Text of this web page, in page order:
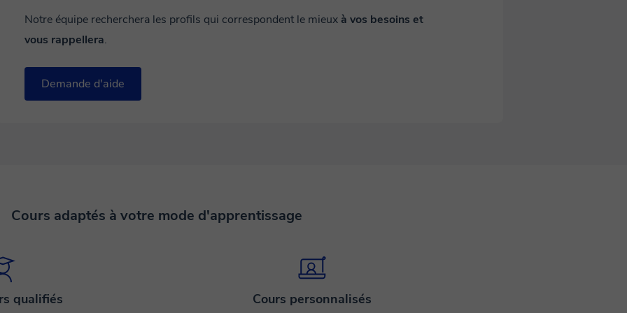
Notre équipe recherchera les profils qui correspondent le mieux à vos besoins et
vous rappellera.
Demande d'aide
Cours adaptés à votre mode d'apprentissage
qualifiés Cours personnalisés